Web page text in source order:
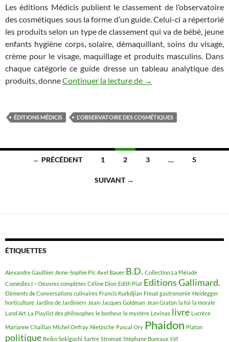
Les éditions Médicis publient le classement de l’observatoire
des cosmétiques sous la forme d’un guide. Celui-ci a répertorié
les produits selon un type de classement qui va de bébé, jeune
enfants hygiène corps, solaire, démaquillant, soins du visage,
crème pour le visage, maquillage et produits masculins. Dans
chaque catégorie ce guide dresse un tableau analytique des
produits, donneContinuer la lecture de Classement de
→
ÉDITIONS MÉDICIS L'OBSERVATOIRE DES COSMÉTIQUES
articles
← PRÉCÉDENT 1 2 3 … 5
SUIVANT →
ÉTIQUETTES
Alexandre Gauthier Anne-Sophie Pic Axel Bauer B.D. Collection La Pléiade
Comédies.I – Oeuvres complètes Céline Dion Edith Piaf Editions Gallimard.
Eléments de Conversations culinaires Francis Kurkdjian Freud gastronomie Heidegger
horticulture Jardins de Jardiniers Jean-Jacques Goldman Jean Graton la foi la morale
Land Art La Playlist des philosophes le bonheur le mystère Levinas livre Lucrèce
Marianne Chaillan Michel Onfray Nietzsche Pascal Ory Phaidon Platon
politique Reiko Sekiguchi Sartre Stromaë Stéphane Bureaux t.VI